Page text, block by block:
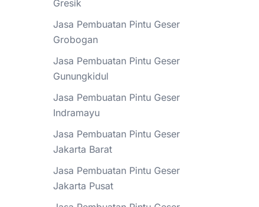
Gresik
Jasa Pembuatan Pintu Geser
Grobogan
Jasa Pembuatan Pintu Geser
Gunungkidul
Jasa Pembuatan Pintu Geser
Indramayu
Jasa Pembuatan Pintu Geser
Jakarta Barat
Jasa Pembuatan Pintu Geser
Jakarta Pusat